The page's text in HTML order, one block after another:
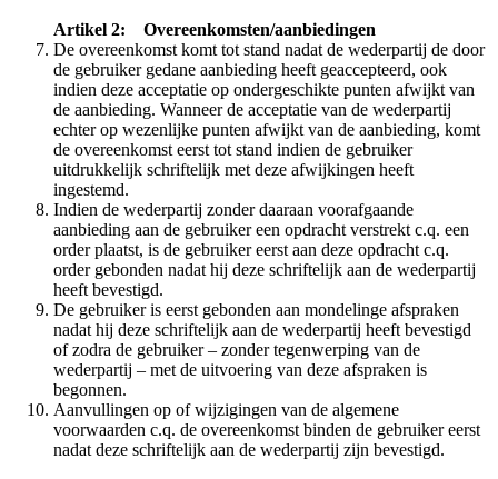
Artikel 2: Overeenkomsten/aanbiedingen
De overeenkomst komt tot stand nadat de wederpartij de door
de gebruiker gedane aanbieding heeft geaccepteerd, ook
indien deze acceptatie op ondergeschikte punten afwijkt van
de aanbieding. Wanneer de acceptatie van de wederpartij
echter op wezenlijke punten afwijkt van de aanbieding, komt
de overeenkomst eerst tot stand indien de gebruiker
uitdrukkelijk schriftelijk met deze afwijkingen heeft
ingestemd.
Indien de wederpartij zonder daaraan voorafgaande
aanbieding aan de gebruiker een opdracht verstrekt c.q. een
order plaatst, is de gebruiker eerst aan deze opdracht c.q.
order gebonden nadat hij deze schriftelijk aan de wederpartij
heeft bevestigd.
De gebruiker is eerst gebonden aan mondelinge afspraken
nadat hij deze schriftelijk aan de wederpartij heeft bevestigd
of zodra de gebruiker – zonder tegenwerping van de
wederpartij – met de uitvoering van deze afspraken is
begonnen.
Aanvullingen op of wijzigingen van de algemene
voorwaarden c.q. de overeenkomst binden de gebruiker eerst
nadat deze schriftelijk aan de wederpartij zijn bevestigd.